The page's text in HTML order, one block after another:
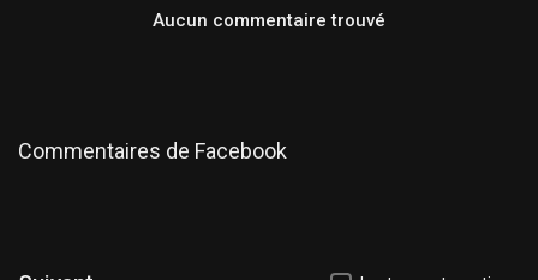
Aucun commentaire trouvé
Commentaires de Facebook